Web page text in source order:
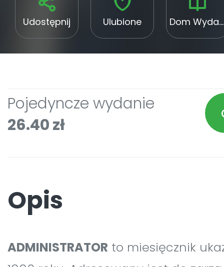
Udostępnij Ulubione Dom Wydawniczy Medium
Pojedyncze wydanie
26.40 zł
Opis
ADMINISTRATOR to miesięcznik